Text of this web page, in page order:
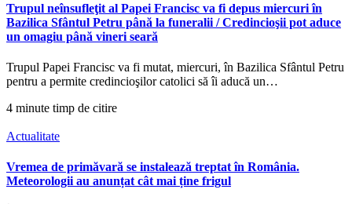
Trupul neînsufleţit al Papei Francisc va fi depus miercuri în
Bazilica Sfântul Petru până la funeralii / Credincioşii pot aduce
un omagiu până vineri seară
Trupul Papei Francisc va fi mutat, miercuri, în Bazilica Sfântul Petru
pentru a permite credincioşilor catolici să îi aducă un…
4 minute timp de citire
Actualitate
Vremea de primăvară se instalează treptat în România.
Meteorologii au anunțat cât mai ține frigul